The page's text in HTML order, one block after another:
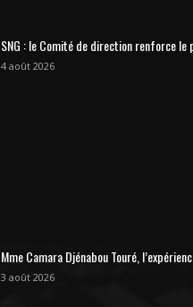
SNG : le Comité de direction renforce
4 août 2026
Mme Camara Djénabou Touré,
3 août 2026